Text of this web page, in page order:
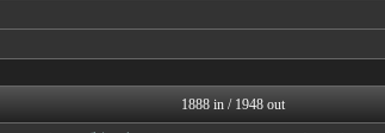
Y速報
原神速報 | GENSHI...
mutyunのゲーム+αブ...
PlaySphere | ...
1888 in / 1948 out